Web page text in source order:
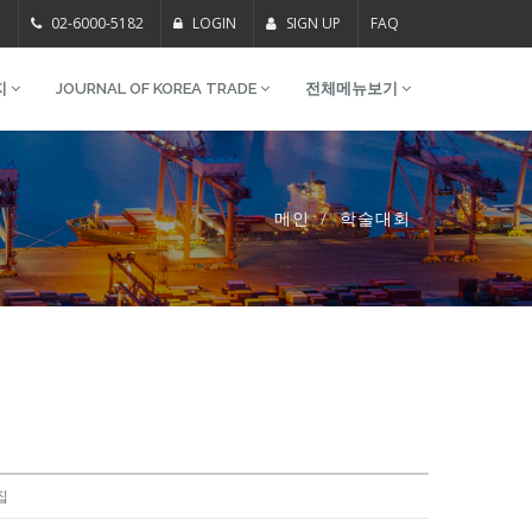
02-6000-5182 LOGIN SIGN UP FAQ
JOURNAL OF KOREA TRADE 전체메뉴보기
메인 학술대회